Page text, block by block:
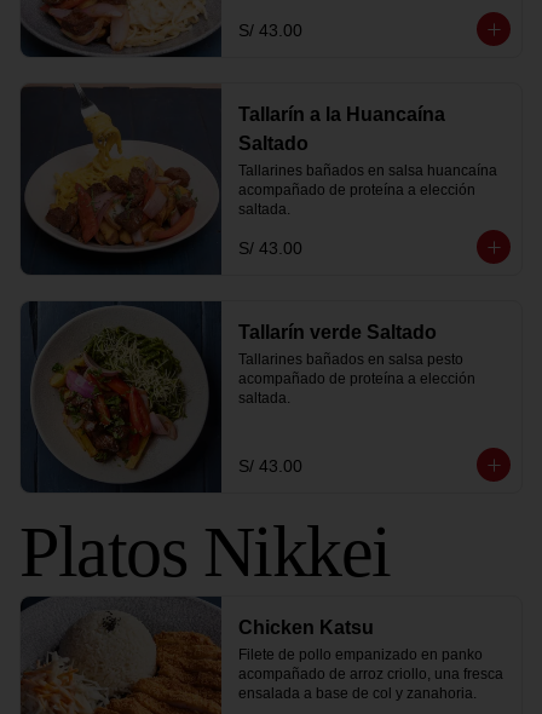
S/ 43.00
Tallarín a la Huancaína
Saltado
Tallarines bañados en salsa huancaína
acompañado de proteína a elección
saltada.
S/ 43.00
Tallarín verde Saltado
Tallarines bañados en salsa pesto
acompañado de proteína a elección
saltada.
S/ 43.00
Platos Nikkei
Chicken Katsu
Filete de pollo empanizado en panko
acompañado de arroz criollo, una fresca
ensalada a base de col y zanahoria.